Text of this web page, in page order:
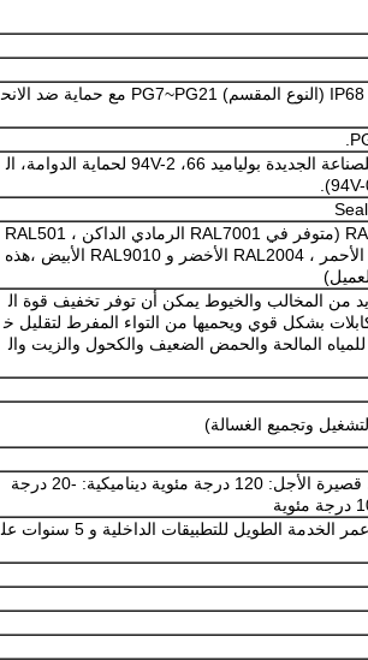
مداخل كابلات من النوع البلاستيكي القياسي IP68 (النوع المقسم) PG7~PG21 مع حماية ضد الانح
تمت الموافقة عليها من قبل الهيئة الوطنية للصناعة الجديدة بولياميد 66، 94V-2 لحماية الدوامة، ال
الرمادي الخفيف RAL7035 ، الأسود RAL9005 (متوفر في RAL7001 الرمادي الداكن ، RAL501
2 الأزرق ، RAL6018 البرتقالي ، RAL3031 الأحمر ، RAL2004 الأخضر و RAL9010 الأبيض ،هذه
من المخالب والخيوط يمكن أن توفر تخفيف قوة ال
بشكل قوي ويحميها من التواء المفرط لتقليل خ
المالحة والحمض الضعيف والكحول والزيت وال
ثابت: -40 درجة مئوية إلى 100 درجة مئوية، قصيرة الأجل: 120 درجة مئوية ديناميكية: -20 درجة
الجودة العالية يمكن أن تدوم 8-12 عاما من عمر الخدمة الطويل للتطبيقات الداخلية و 5 سنوات عل